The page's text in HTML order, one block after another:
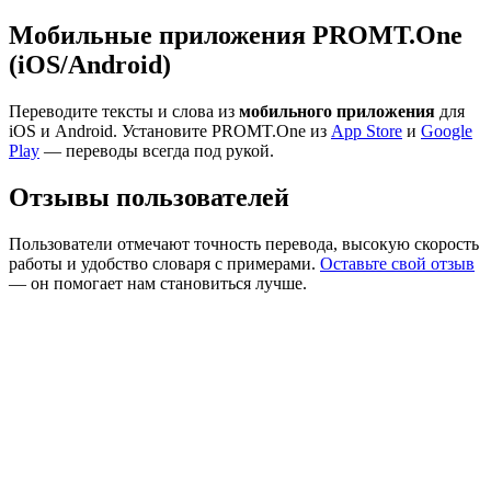
Мобильные приложения PROMT.One
(iOS/Android)
Переводите тексты и слова из мобильного приложения для
iOS и Android. Установите PROMT.One из App Store и Google
Play — переводы всегда под рукой.
Отзывы пользователей
Пользователи отмечают точность перевода, высокую скорость
работы и удобство словаря с примерами. Оставьте свой отзыв
— он помогает нам становиться лучше.